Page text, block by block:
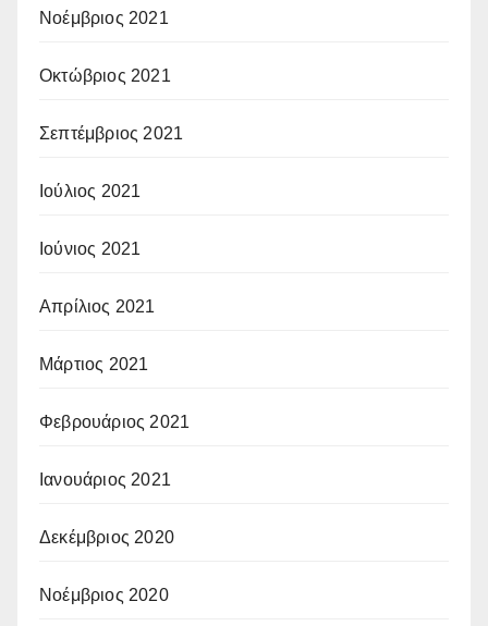
Νοέμβριος 2021
Οκτώβριος 2021
Σεπτέμβριος 2021
Ιούλιος 2021
Ιούνιος 2021
Απρίλιος 2021
Μάρτιος 2021
Φεβρουάριος 2021
Ιανουάριος 2021
Δεκέμβριος 2020
Νοέμβριος 2020